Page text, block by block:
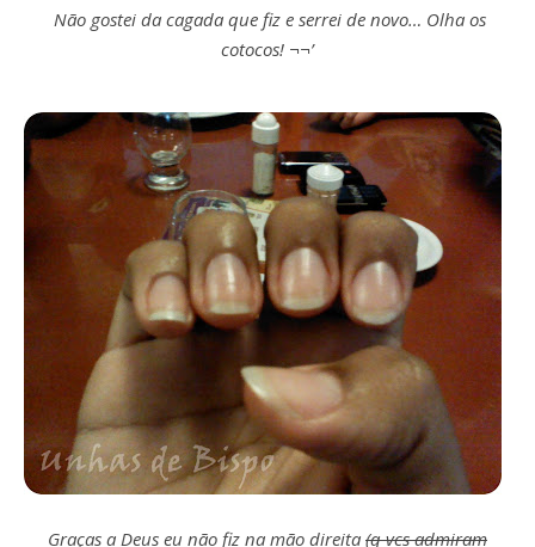
Não gostei da cagada que fiz e serrei de novo… Olha os
cotocos! ¬¬’
Graças a Deus eu não fiz na mão direita (q vcs admiram